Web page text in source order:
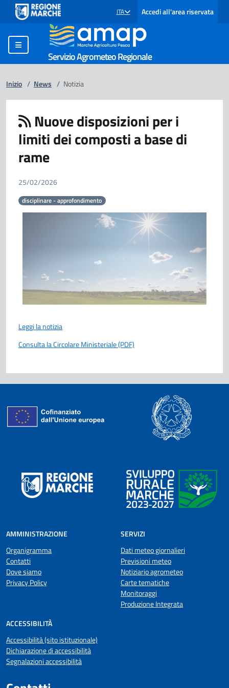
SELEZIONE LINGUA: LINGUA SELEZIONATA
ITA Accedi all'area riservata
Servizio Agrometeo Regionale
Inizio / News / Notizia
Nuove disposizioni per i
limiti dei composti a base di
rame
25/02/2026
disciplinare - approfondimento
Leggi la notizia
Consulta la Circolare Ministeriale (PDF)
AMMINISTRAZIONE
Organigramma
Contatti
Dove siamo
Privacy Policy
SERVIZI
Dati meteo giornalieri
Previsioni meteo
Notiziario agrometeo
Carte tematiche
Monitoraggi
Produzione Integrata
ACCESSIBILITÀ
Accessibilità (sito istituzionale)
Dichiarazione di accessibilità
Segnalazioni accessibilità